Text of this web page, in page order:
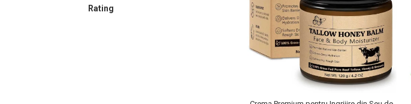
Sampoane ColoranteRating